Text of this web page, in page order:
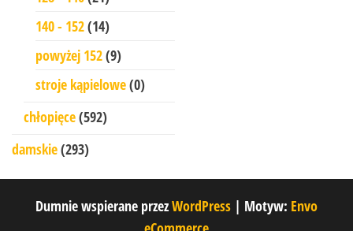
140 - 152(14)
powyżej 152(9)
stroje kąpielowe(0)
chłopięce(592)
damskie(293)
Dumnie wspierane przezWordPress | Motyw: Envo